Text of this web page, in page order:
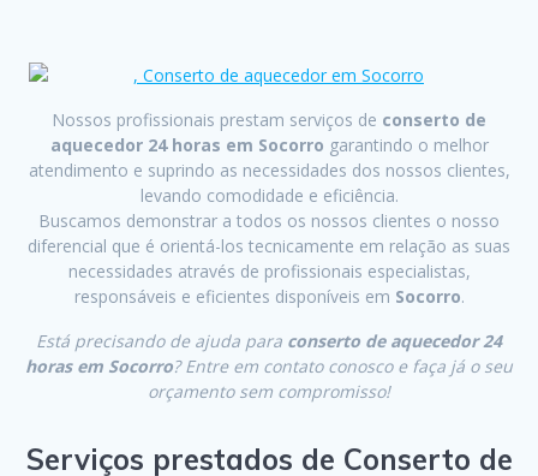
Nossos profissionais prestam serviços de conserto de
aquecedor 24 horas em Socorro garantindo o melhor
atendimento e suprindo as necessidades dos nossos clientes,
levando comodidade e eficiência.
Buscamos demonstrar a todos os nossos clientes o nosso
diferencial que é orientá-los tecnicamente em relação as suas
necessidades através de profissionais especialistas,
responsáveis e eficientes disponíveis em Socorro.
Está precisando de ajuda para conserto de aquecedor 24
horas em Socorro? Entre em contato conosco e faça já o seu
orçamento sem compromisso!
Serviços prestados de Conserto de